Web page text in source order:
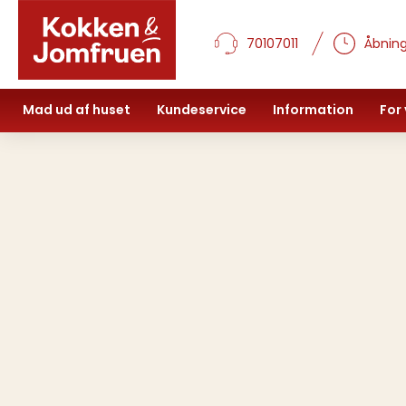
70107011
Mad ud af huset Kundeservice Information